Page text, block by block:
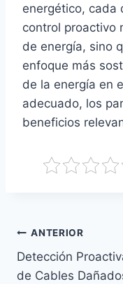
energético, cada
control proactivo
de energía, sino
enfoque más
de la energía en
adecuado, los
beneficios
Navegación
de
ANTERIOR
Detección
de Cables